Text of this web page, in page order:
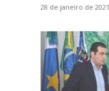
28 de janeiro de 2021